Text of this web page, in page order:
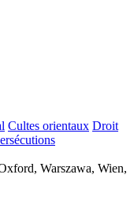
Cultes orientaux Droit
Warszawa, Wien,